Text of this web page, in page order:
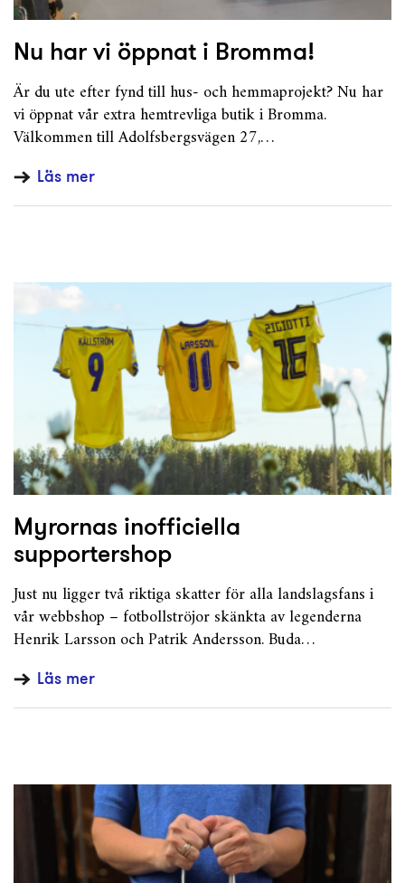
Nu har vi öppnat i Bromma!
Är du ute efter fynd till hus- och hemmaprojekt? Nu har
vi öppnat vår extra hemtrevliga butik i Bromma.
Välkommen till Adolfsbergsvägen 27,…
Läs mer
Myrornas inofficiella
supportershop
Just nu ligger två riktiga skatter för alla landslagsfans i
vår webbshop – fotbollströjor skänkta av legenderna
Henrik Larsson och Patrik Andersson. Buda…
Läs mer